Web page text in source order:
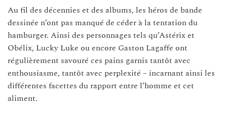
Au fil des décennies et des albums, les héros de bande
dessinée n’ont pas manqué de céder à la tentation du
hamburger. Ainsi des personnages tels qu’Astérix et
Obélix, Lucky Luke ou encore Gaston Lagaffe ont
régulièrement savouré ces pains garnis tantôt avec
enthousiasme, tantôt avec perplexité – incarnant ainsi les
différentes facettes du rapport entre l’homme et cet
aliment.